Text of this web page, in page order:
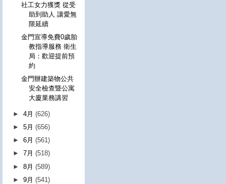
社工女力獲獎 從受
助到助人 讓愛無
限延續
金門宣導免費0歲胎
教指導服務 衛生
局：歡迎提前預
約
金門辦建築物公共
安全檢查暨公寓
大廈業務講習
►4月(626)
►5月(656)
►6月(561)
►7月(518)
►8月(589)
►9月(541)